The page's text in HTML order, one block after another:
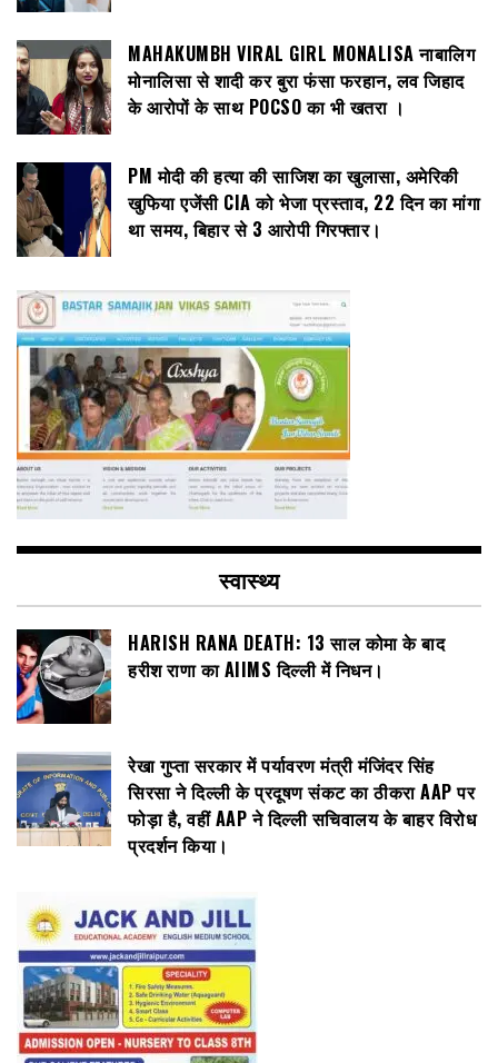
MAHAKUMBH VIRAL GIRL MONALISA नाबालिग
मोनालिसा से शादी कर बुरा फंसा फरहान, लव जिहाद
के आरोपों के साथ POCSO का भी खतरा ।
PM मोदी की हत्या की साजिश का खुलासा, अमेरिकी
खुफिया एजेंसी CIA को भेजा प्रस्ताव, 22 दिन का मांगा
था समय, बिहार से 3 आरोपी गिरफ्तार।
स्वास्थ्य
HARISH RANA DEATH: 13 साल कोमा के बाद
हरीश राणा का AIIMS दिल्ली में निधन।
रेखा गुप्ता सरकार में पर्यावरण मंत्री मंजिंदर सिंह
सिरसा ने दिल्ली के प्रदूषण संकट का ठीकरा AAP पर
फोड़ा है, वहीं AAP ने दिल्ली सचिवालय के बाहर विरोध
प्रदर्शन किया।